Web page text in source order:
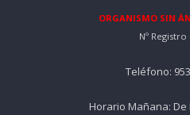
ORGANISMO SIN
Nº Registro
Teléfono:
Horario Mañana: